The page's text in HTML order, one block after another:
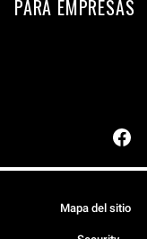
PARA EMPRESAS
Mapa del sitio